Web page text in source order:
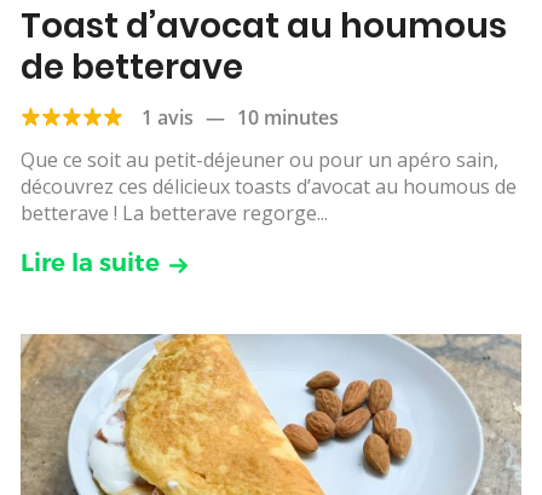
Toast d’avocat au houmous
de betterave
1 avis — 10 minutes
Que ce soit au petit-déjeuner ou pour un apéro sain,
découvrez ces délicieux toasts d’avocat au houmous de
betterave ! La betterave regorge...
Lire la suite